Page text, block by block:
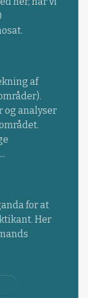
af
og analyser
for at
Her